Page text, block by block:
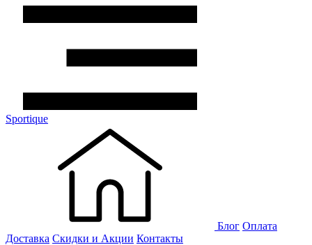
Sportique
Блог Оплата
Доставка Скидки и Акции Контакты